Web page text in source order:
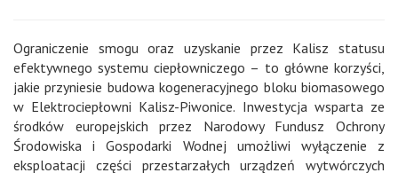
Ograniczenie smogu oraz uzyskanie przez Kalisz statusu
efektywnego systemu ciepłowniczego – to główne korzyści,
jakie przyniesie budowa kogeneracyjnego bloku biomasowego
w Elektrociepłowni Kalisz-Piwonice. Inwestycja wsparta ze
środków europejskich przez Narodowy Fundusz Ochrony
Środowiska i Gospodarki Wodnej umożliwi wyłączenie z
eksploatacji części przestarzałych urządzeń wytwórczych